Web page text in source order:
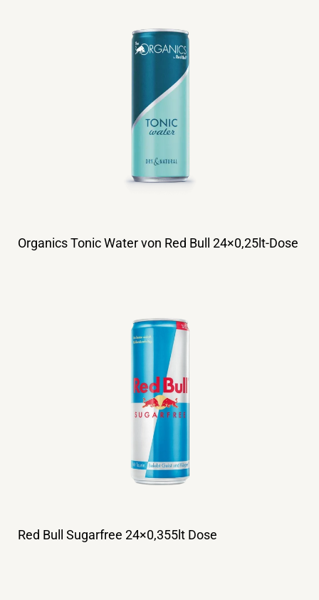
Organics Tonic Water von Red Bull 24×0,25lt-Dose
Red Bull Sugarfree 24×0,355lt Dose